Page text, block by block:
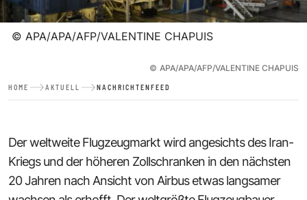
© APA/APA/AFP/VALENTINE CHAPUIS
© APA/APA/AFP/VALENTINE CHAPUIS
HOME AKTUELL NACHRICHTENFEED
Der weltweite Flugzeugmarkt wird angesichts des Iran-
Kriegs und der höheren Zollschranken in den nächsten
20 Jahren nach Ansicht von Airbus etwas langsamer